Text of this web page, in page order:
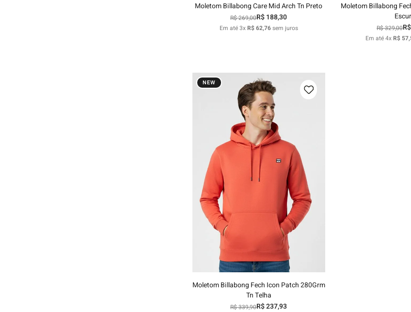
Moletom Billabong Care Mid Arch Tn Preto
R$269,00R$188,30
Em até3xR$62,76sem juros
Moletom Billabong
R$329,00R$
Em até4xR$ 57,
NEW
14
Adicionar ao carrinho
Moletom Billabong Fech Icon Patch 280Grm
Tn Telha
R$339,90R$237,93